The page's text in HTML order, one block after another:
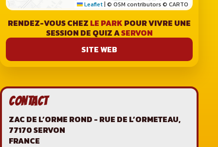
Leaflet| © OSM contributors © CARTO
RENDEZ-VOUS CHEZ LE PARK POUR VIVRE UNE
SESSION DE QUIZ ASERVON
SITE WEB
CONTACT
ZAC DE L’ORME ROND - RUE DE L’ORMETEAU,
77170 SERVON
FRANCE